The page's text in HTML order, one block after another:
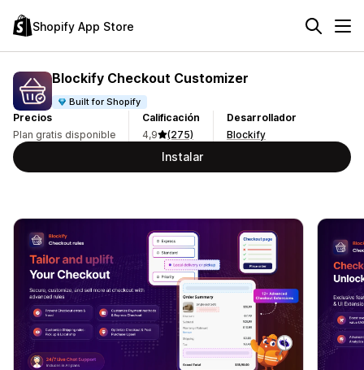
Shopify App Store
Blockify Checkout Customizer
Built for Shopify
Precios
Plan gratis disponible
Calificación
4,9
(275)
Desarrollador
Blockify
Instalar